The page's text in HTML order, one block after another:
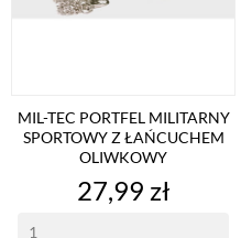
MIL-TEC PORTFEL MILITARNY
SPORTOWY Z ŁAŃCUCHEM
OLIWKOWY
Cena
27,99 zł